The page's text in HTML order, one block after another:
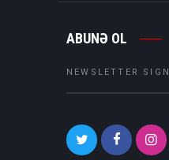
ABUNƏ OL